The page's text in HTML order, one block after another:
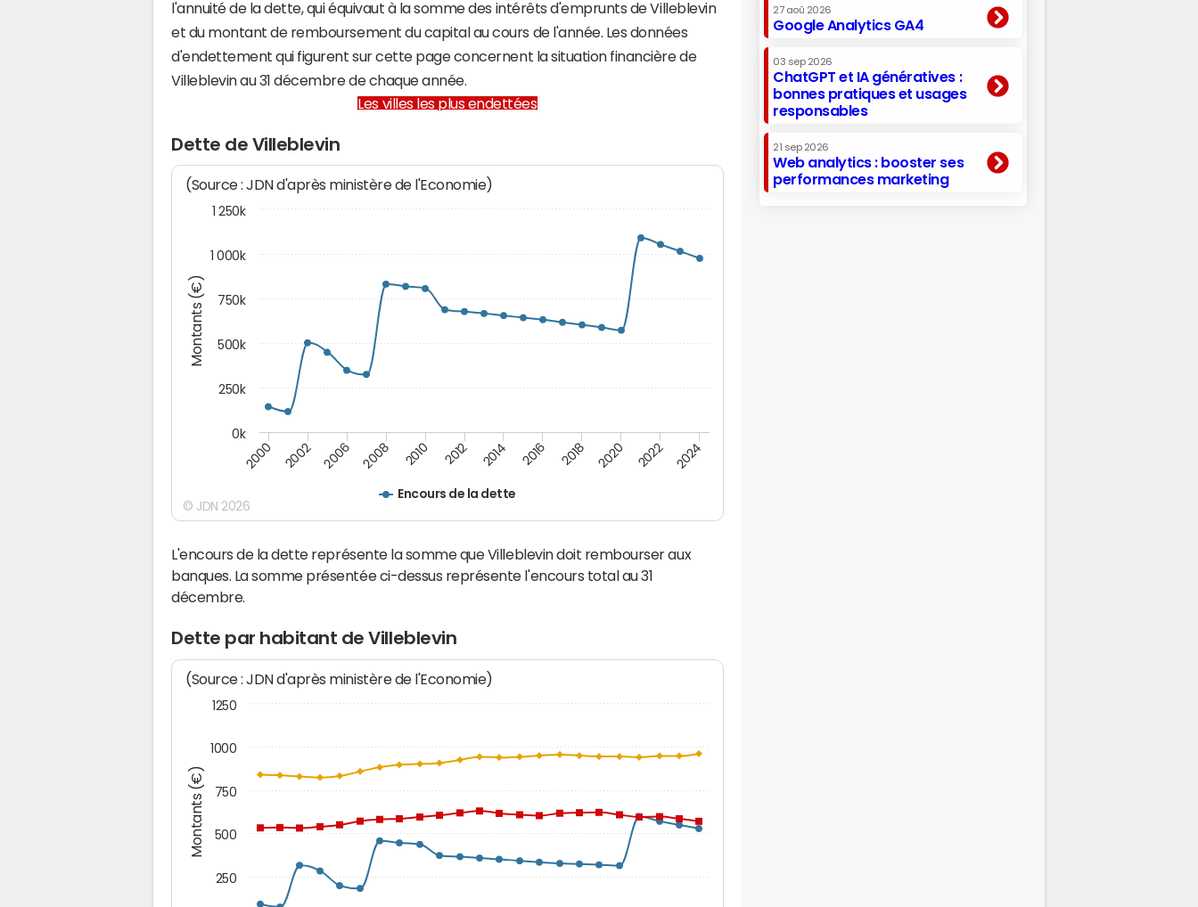
l'annuité de la dette, qui équivaut à la somme des intérêts d'emprunts de Villeblevin
et du montant de remboursement du capital au cours de l'année. Les données
d'endettement qui figurent sur cette page concernent la situation financière de
Villeblevin au 31 décembre de chaque année.
Les villes les plus endettées
Dette de Villeblevin
Montants (€)
(Source : JDN d'après ministère de l'Economie)
Encours de la dette
2000 2002 2006 2008 2010 2012 2014 2016 2018 2020 2022 2024
0k
250k
500k
750k
1 000k
1 250k
© JDN 2026
L'encours de la dette représente la somme que Villeblevin doit rembourser aux
banques. La somme présentée ci-dessus représente l'encours total au 31
décembre.
Dette par habitant de Villeblevin
Montants (€)
(Source : JDN d'après ministère de l'Economie)
250
500
750
1000
1250
27 aoû 2026
Google Analytics GA4
03 sep 2026
ChatGPT et IA génératives :
bonnes pratiques et usages
responsables
21 sep 2026
Web analytics : booster ses
performances marketing